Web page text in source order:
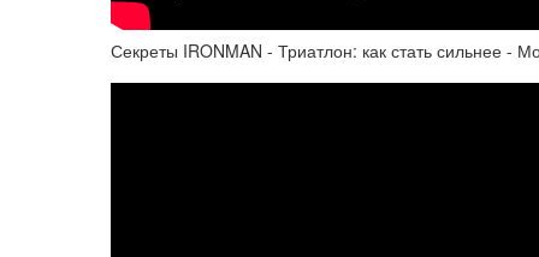
Секреты IRONMAN - Триатлон: как стать сильнее -